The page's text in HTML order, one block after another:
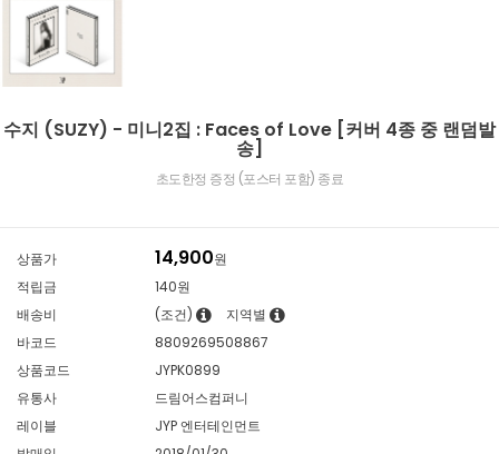
수지 (SUZY) - 미니2집 : Faces of Love [커버 4종 중 랜덤발
송]
초도한정 증정 (포스터 포함) 종료
상품가 14,900원
적립금
140원
배송비
(조건)
지역별
바코드
8809269508867
상품코드
JYPK0899
유통사
드림어스컴퍼니
레이블
JYP 엔터테인먼트